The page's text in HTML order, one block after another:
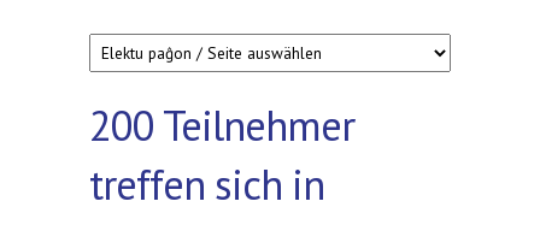
200 Teilnehmer
treffen sich in